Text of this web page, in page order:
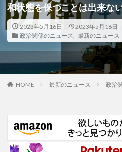
和状態を保つことは出来な
2023年5月16日
2023年5月16日
政治関係のニュース
最新のニュース
HOME 最新のニュース 政治